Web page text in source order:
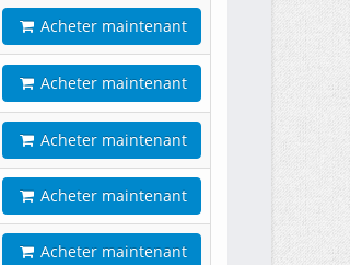
Acheter maintenant
Acheter maintenant
Acheter maintenant
Acheter maintenant
Acheter maintenant